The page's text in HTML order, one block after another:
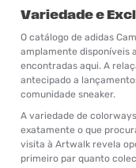
Variedade e
O catálogo de adidas
amplamente disponíveis
encontradas aqui. A
antecipado a
comunidade sneaker.
A variedade de
exatamente o que
visita à Artwalk revela
primeiro par quanto